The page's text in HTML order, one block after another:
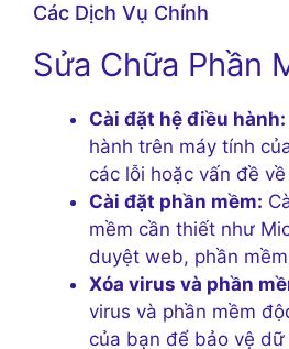
Các Dịch Vụ Chính
Sửa Chữa Phần
Cài đặt hệ điều hành:
hành trên máy tính
các lỗi hoặc vấn đề
Cài đặt phần mềm:
mềm cần thiết như
duyệt web, phần
Xóa virus và phần
virus và phần mềm
của bạn để bảo vệ